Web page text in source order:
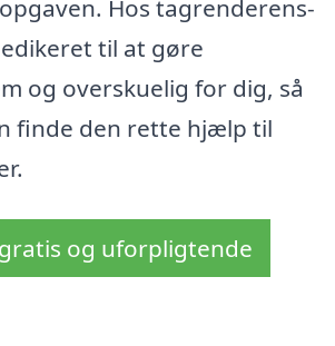
Hos tagrenderens-
til at gøre
og overskuelig for dig, så
finde den rette hjælp til
og uforpligtende